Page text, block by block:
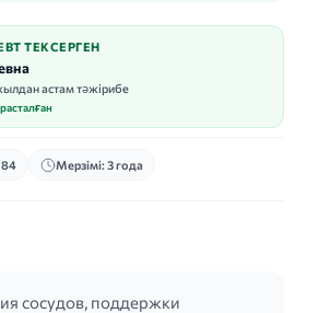
ТЕКСЕРГЕН
астам тәжірибе
Мерзімі: 3 года
сосудов, поддержки